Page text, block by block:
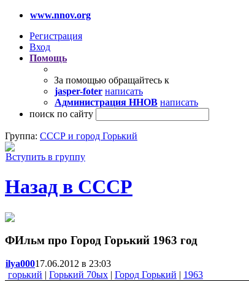
www.nnov.org
Регистрация
Вход
Помощь
За помощью обращайтесь к
jasper-foter написать
Администрация ННОВ написать
поиск по сайту
Группа: СССР и город Горький
Вступить в группу
Назад в СССР
ФИльм про Город Горький 1963 год
ilya00017.06.2012 в 23:03
горький | Горький 70ых | Город Горький | 1963